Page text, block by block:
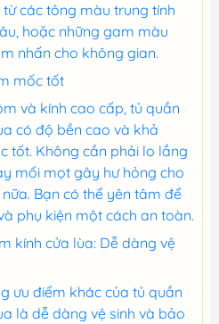
các tông màu trung tính
hoặc những gam màu
nhấn cho không gian.
mốc tốt
và kính cao cấp, tủ quần
có độ bền cao và khả
tốt. Không cần phải lo lắng
mối mọt gây hư hỏng cho
Bạn có thể yên tâm để
phụ kiện một cách an toàn.
kính cửa lùa: Dễ dàng vệ
ưu điểm khác của tủ quần
là dễ dàng vệ sinh và bảo